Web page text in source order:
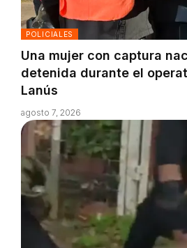
POLICIALES
Una mujer con captura
detenida durante el
Lanús
agosto 7, 2026